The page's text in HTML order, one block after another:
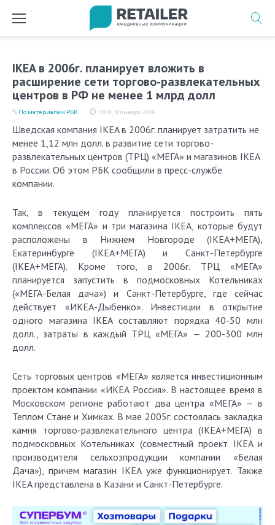
IKEA в 2006г. планирует вложить в
расширение сети торгово-развлекательных
центров в РФ не менее 1 млрд долл
09:01, 18 января 2006
По материалам РБК
Шведская компания IKEA в 2006г. планирует затратить не
менее 1,12 млн долл. в развитие сети торгово-
развлекательных центров (ТРЦ) «МЕГА» и магазинов IKEA
в России. Об этом РБК сообщили в пресс-службе
компании.
Так, в текущем году планируется построить пять
комплексов «МЕГА» и три магазина IKEA, которые будут
расположены в Нижнем Новгороде (IKEA+МЕГА),
Екатеринбурге (IKEA+МЕГА) и Санкт-Петербурге
(IKEA+МЕГА). Кроме того, в 2006г. ТРЦ «МЕГА»
планируется запустить в подмосковных Котельниках
(«МЕГА-Белая дача») и Санкт-Петербурге, где сейчас
действует «ИКЕА-Дыбенко». Инвестиции в открытие
одного магазина IKEA составляют порядка 40-50 млн
долл., затраты в каждый ТРЦ «МЕГА» — 200-300 млн
долл.
Сеть торговых центров «МЕГА» является инвестиционным
проектом компании «ИКЕА Россия». В настоящее время в
Московском регионе работают два центра «МЕГА» — в
Теплом Стане и Химках. В мае 2005г. состоялась закладка
камня торгово-развлекательного центра (IKEA+МЕГА) в
подмосковных Котельниках (совместный проект IKEA и
производителя сельхозпродукции компании «Белая
Дача»), причем магазин IKEA уже функционирует. Также
IKEA представлена в Казани и Санкт-Петербурге.